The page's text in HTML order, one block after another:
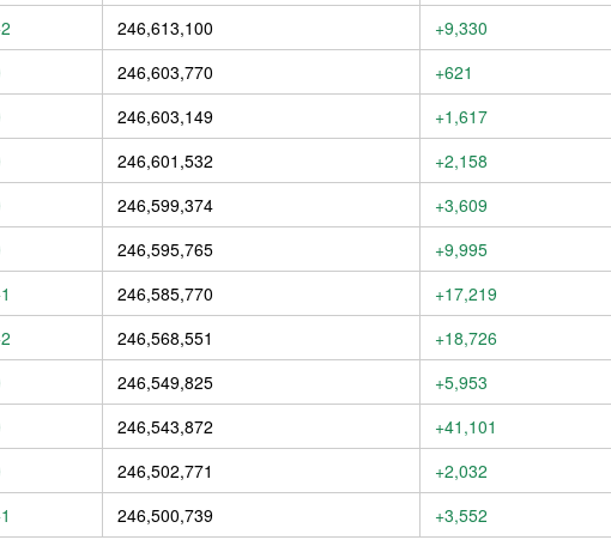
246,613,100
+9,330
246,603,770
+621
246,603,149
+1,617
246,601,532
+2,158
246,599,374
+3,609
246,595,765
+9,995
246,585,770
+17,219
246,568,551
+18,726
246,549,825
+5,953
246,543,872
+41,101
246,502,771
+2,032
246,500,739
+3,552